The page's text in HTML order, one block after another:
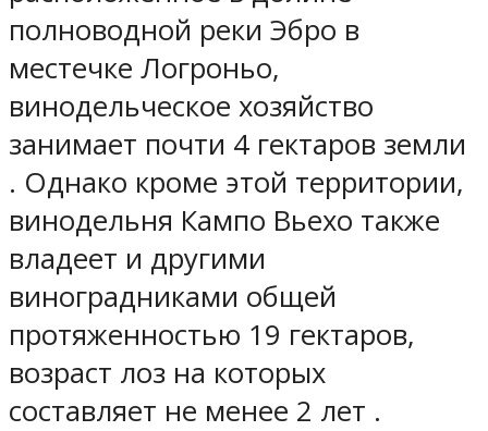
полноводной реки Эбро в
местечке Логроньо,
винодельческое хозяйство
занимает почти 4 гектаров земли
. Однако кроме этой территории,
винодельня Кампо Вьехо также
владеет и другими
виноградниками общей
протяженностью 19 гектаров,
возраст лоз на которых
составляет не менее 2 лет .